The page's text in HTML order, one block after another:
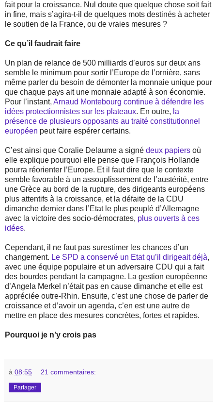
fait pour la croissance. Nul doute que quelque chose soit fait
in fine, mais s’agira-t-il de quelques mots destinés à acheter
le soutien de la France, ou de vraies mesures ?
Ce qu’il faudrait faire
Un plan de relance de 500 milliards d’euros sur deux ans
semble le minimum pour sortir l’Europe de l’ornière, sans
même parler du besoin de démonter la monnaie unique pour
que chaque pays ait une monnaie adapté à son économie.
Pour l’instant, Arnaud Montebourg continue à défendre les
idées protectionnistes sur les plateaux. En outre, la
présence de plusieurs opposants au traité constitutionnel
européen peut faire espérer certains.
C’est ainsi que Coralie Delaume a signé deux papiers où
elle explique pourquoi elle pense que François Hollande
pourra réorienter l’Europe. Et il faut dire que le contexte
semble favorable à un assouplissement de l’austérité, entre
une Grèce au bord de la rupture, des dirigeants européens
plus attentifs à la croissance, et la défaite de la CDU
dimanche dernier dans l’Etat le plus peuplé d’Allemagne
avec la victoire des socio-démocrates, plus ouverts à ces
idées.
Cependant, il ne faut pas surestimer les chances d’un
changement. Le SPD a conservé un Etat qu’il dirigeait déjà,
avec une équipe populaire et un adversaire CDU qui a fait
des bourdes pendant la campagne. La gestion européenne
d’Angela Merkel n’était pas en cause dimanche et elle est
appréciée outre-Rhin. Ensuite, c’est une chose de parler de
croissance et d’avoir un agenda, c’en est une autre de
mettre en place des mesures concrètes, fortes et rapides.
Pourquoi je n’y crois pas
à 08:55 21 commentaires:
Partager